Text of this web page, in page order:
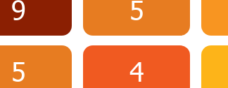
9 5
5 4